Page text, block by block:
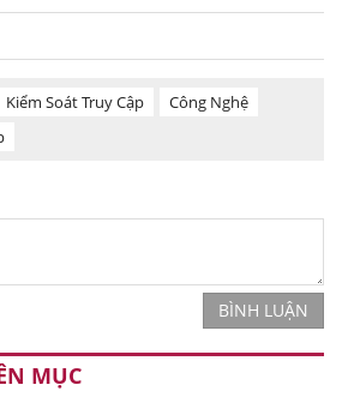
Kiểm Soát Truy Cập
Công Nghệ
BÌNH LUẬN
MỤC